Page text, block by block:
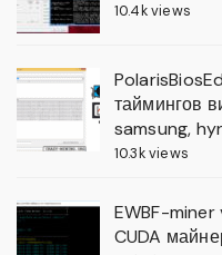
10.4k views
таймингов
samsung,
10.3k views
EWBF-miner
CUDA